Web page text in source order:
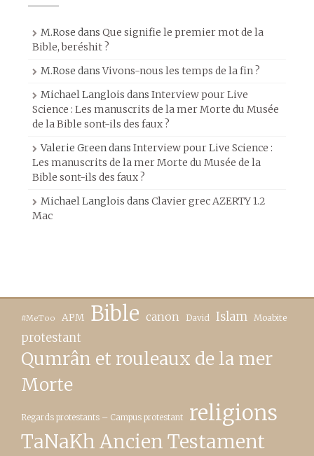
M.Rose dans Que signifie le premier mot de la
Bible, beréshit ?
M.Rose dansVivons-nous les temps de la fin ?
Michael Langlois dans Interview pour Live
Science : Les manuscrits de la mer Morte du Musée
de la Bible sont-ils des faux ?
Valerie Greendans Interview pour Live Science :
Les manuscrits de la mer Morte du Musée de la
Bible sont-ils des faux ?
Michael Langlois dans Clavier grec AZERTY 1.2
Mac
#MeToo APM Bible canon David Islam Moabite
protestant
Qumrân et rouleaux de la mer
Morte
Regards protestants – Campus protestant religions
TaNaKh Ancien Testament